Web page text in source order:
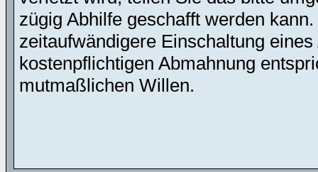
zügig Abhilfe geschafft werden
zeitaufwändigere Einschaltung
kostenpflichtigen Abmahnung
mutmaßlichen Willen.